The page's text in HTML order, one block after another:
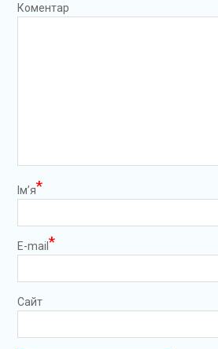
Коментар
Ім’я*
E-mail *
Сайт